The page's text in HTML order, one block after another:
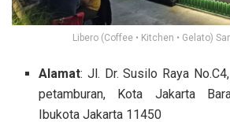
Libero (Coffee • Kitchen • Gelato)
Alamat: Jl. Dr. Susilo Raya
petamburan, Kota Jakarta
Ibukota Jakarta 11450